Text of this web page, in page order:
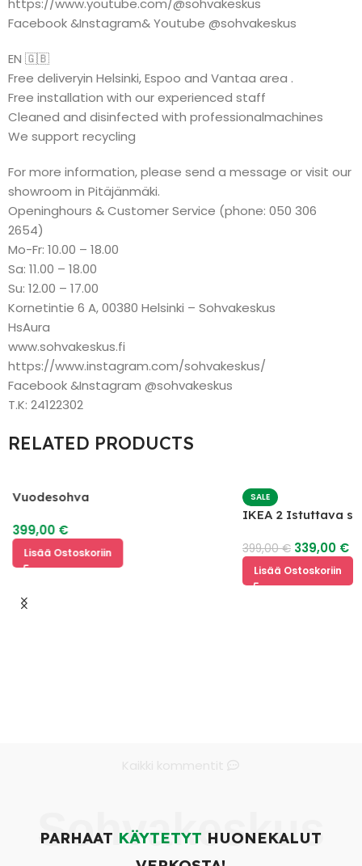
https://www.youtube.com/@sohvakeskus
Facebook &Instagram& Youtube @sohvakeskus
EN 🇬🇧
Free deliveryin Helsinki, Espoo and Vantaa area .
Free installation with our experienced staff
Cleaned and disinfected with professionalmachines
We support recycling
For more information, please send a message or visit our
showroom in Pitäjänmäki.
Openinghours & Customer Service (phone: 050 306
2654)
Mo-Fr: 10.00 – 18.00
Sa: 11.00 – 18.00
Su: 12.00 – 17.00
Kornetintie 6 A, 00380 Helsinki – Sohvakeskus
HsAura
www.sohvakeskus.fi
https://www.instagram.com/sohvakeskus/
Facebook &Instagram @sohvakeskus
T.K: 24122302
RELATED PRODUCTS
Vuodesohva
399,00 €
Lisää Ostoskoriin
SALE
IKEA 2 Istuttava
399,00€ 339,00 €
Lisää Ostoskoriin
Sohvakeskus
PARHAAT KÄYTETYT HUONEKALUT